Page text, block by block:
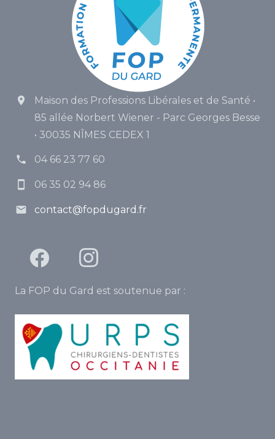
Maison des Professions Libérales et de Santé •
85 allée Norbert Wiener - Parc Georges Besse
• 30035 NÎMES CEDEX 1
04 66 23 77 60
06 35 02 94 86
contact@fopdugard.fr
La FOP du Gard est soutenue par :